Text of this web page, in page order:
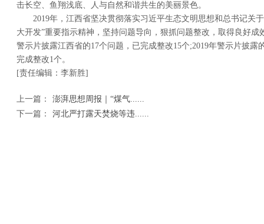
击长空、鱼翔浅底、人与自然和谐共生的美丽景色。
2019年，江西省坚决贯彻落实习近平生态文明思想和总书记关
大开发”重要指示精神，坚持问题导向，狠抓问题整改，取得良好成
警示片披露江西省的17个问题，已完成整改15个;2019年警示片披露
完成整改1个。
[责任编辑：李新胜]
上一篇：
澎湃思想周报｜“煤气......
下一篇：
河北严打露天焚烧等违......